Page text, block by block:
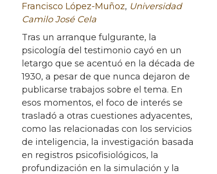
Francisco López-Muñoz, Universidad
Camilo José Cela
Tras un arranque fulgurante, la
psicología del testimonio cayó en un
letargo que se acentuó en la década de
1930, a pesar de que nunca dejaron de
publicarse trabajos sobre el tema. En
esos momentos, el foco de interés se
trasladó a otras cuestiones adyacentes,
como las relacionadas con los servicios
de inteligencia, la investigación basada
en registros psicofisiológicos, la
profundización en la simulación y la